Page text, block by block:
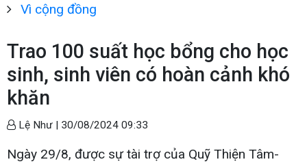
Vì cộng đồng
Trao 100 suất học bổng cho học
sinh, sinh viên có hoàn cảnh khó
khăn
Lệ Như | 30/08/2024 09:33
Ngày 29/8, được sự tài trợ của Quỹ Thiện Tâm-